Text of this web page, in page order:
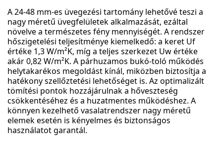
A 24-48 mm-es üvegezési tartomány lehetővé teszi a
nagy méretű üvegfelületek alkalmazását, ezáltal
növelve a természetes fény mennyiségét. A rendszer
hőszigetelési teljesítménye kiemelkedő: a keret Uf
értéke 1,3 W/m²K, míg a teljes szerkezet Uw értéke
akár 0,82 W/m²K. A párhuzamos bukó-toló működés
helytakarékos megoldást kínál, miközben biztosítja a
hatékony szellőztetési lehetőséget is. Az optimalizált
tömítési pontok hozzájárulnak a hőveszteség
csökkentéséhez és a huzatmentes működéshez. A
könnyen kezelhető vasalatrendszer nagy méretű
elemek esetén is kényelmes és biztonságos
használatot garantál.